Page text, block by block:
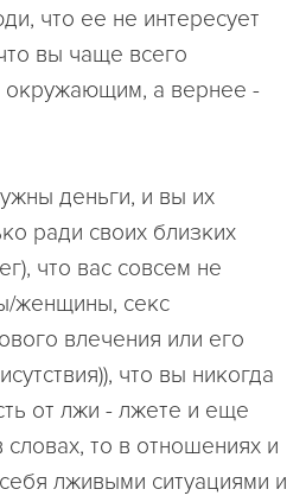
что ее не интересует
вы чаще всего
окружающим, а вернее -
деньги, и вы их
ради своих близких
что вас совсем не
женщины, секс
влечения или его
что вы никогда
от лжи - лжете и еще
то в отношениях и
лживыми ситуациями и